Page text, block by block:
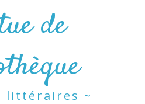
de
littéraires ~